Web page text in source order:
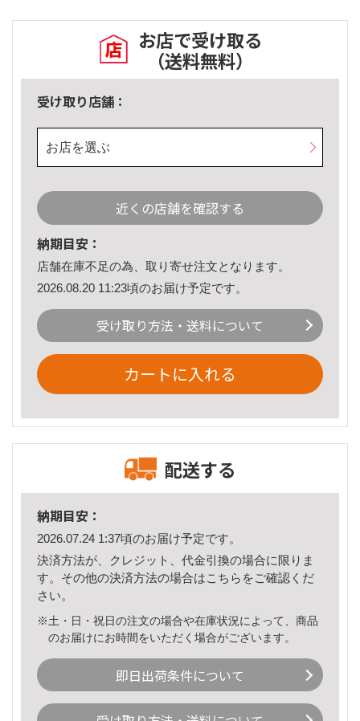
お店で受け取る
（送料無料）
受け取り店舗：
お店を選ぶ
近くの店舗を確認する
納期目安：
店舗在庫不足の為、取り寄せ注文となります。
2026.08.20 11:23頃のお届け予定です。
受け取り方法・送料について
カートに入れる
配送する
納期目安：
2026.07.24 1:37頃のお届け予定です。
決済方法が、クレジット、代金引換の場合に限りま
す。その他の決済方法の場合はこちら をご確認くだ
さい。
※土・日・祝日の注文の場合や在庫状況によって、商品
のお届けにお時間をいただく場合がございます。
即日出荷条件について